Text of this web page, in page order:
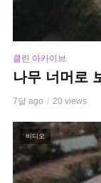
클린 아카이브
나무 너머로
7달 ago 20 views
비디오